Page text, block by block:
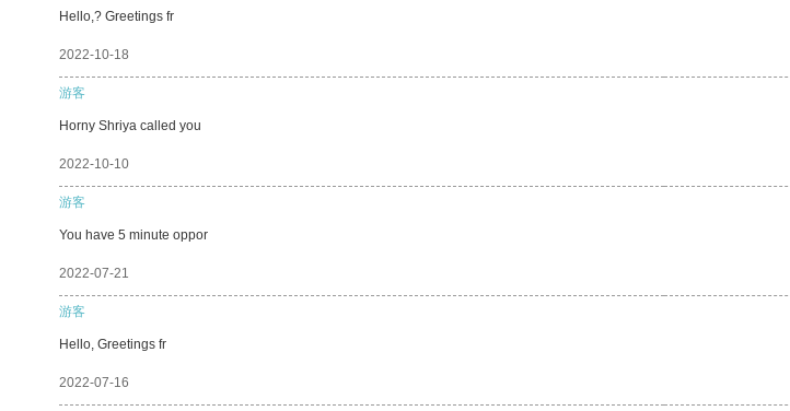
Hello,? Greetings fr
2022-10-18
游客
Horny Shriya called you
2022-10-10
游客
You have 5 minute oppor
2022-07-21
游客
Hello, Greetings fr
2022-07-16